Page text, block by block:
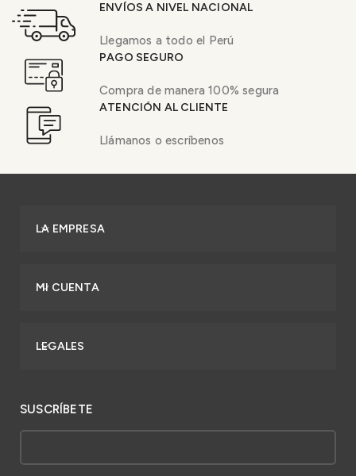
ENVÍOS A NIVEL NACIONAL
Llegamos a todo el Perú
PAGO SEGURO
Compra de manera 100% segura
ATENCIÓN AL CLIENTE
Llámanos o escríbenos
LA EMPRESA
MI CUENTA
LEGALES
SUSCRÍBETE